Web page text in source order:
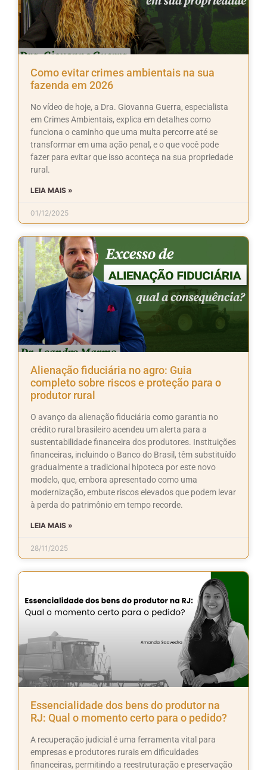
Como evitar crimes ambientais na sua
fazenda em 2026
No vídeo de hoje, a Dra. Giovanna Guerra, especialista
em Crimes Ambientais, explica em detalhes como
funciona o caminho que uma multa percorre até se
transformar em uma ação penal, e o que você pode
fazer para evitar que isso aconteça na sua propriedade
rural.
LEIA MAIS »
01/12/2025
Alienação fiduciária no agro: Guia
completo sobre riscos e proteção para o
produtor rural
O avanço da alienação fiduciária como garantia no
crédito rural brasileiro acendeu um alerta para a
sustentabilidade financeira dos produtores. Instituições
financeiras, incluindo o Banco do Brasil, têm substituído
gradualmente a tradicional hipoteca por este novo
modelo, que, embora apresentado como uma
modernização, embute riscos elevados que podem levar
à perda do patrimônio em tempo recorde.
LEIA MAIS »
28/11/2025
Essencialidade dos bens do produtor na
RJ: Qual o momento certo para o pedido?
A recuperação judicial é uma ferramenta vital para
empresas e produtores rurais em dificuldades
financeiras, permitindo a reestruturação e preservação